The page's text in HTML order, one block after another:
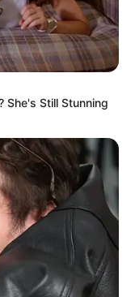
Encounters
Kissing Each
She's Still Stunning